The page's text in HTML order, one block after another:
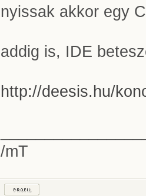
nyissak akkor egy
addig is, IDE
http://deesis.hu/
/mT